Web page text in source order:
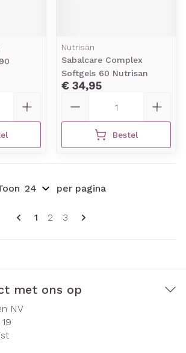
Nutrisan
Sabalcare Complex
Softgels 60 Nutrisan
€ 34,95
Bestel
Pagina's
U lees momenteel pagina
1 Pagina
2 Pagina
3
per pagina
met ons op
NV